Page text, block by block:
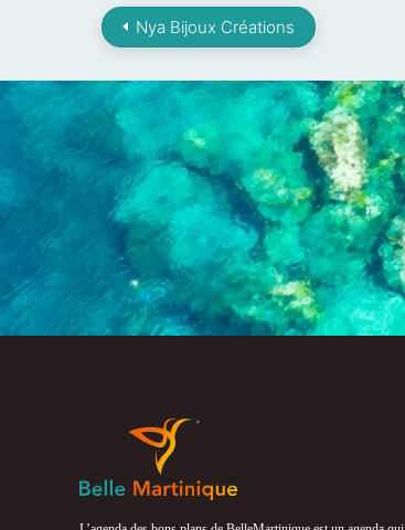
Nya Bijoux Créations